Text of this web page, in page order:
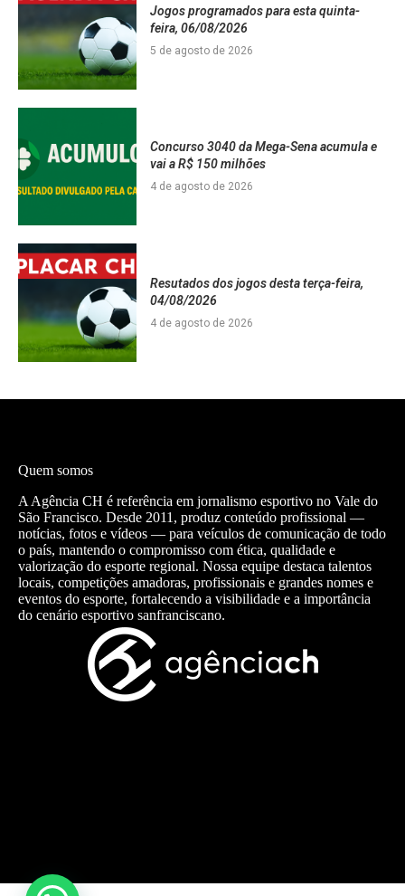
Jogos programados para esta quinta-
feira, 06/08/2026
5 de agosto de 2026
Concurso 3040 da Mega-Sena acumula e
vai a R$ 150 milhões
4 de agosto de 2026
Resutados dos jogos desta terça-feira,
04/08/2026
4 de agosto de 2026
Quem somos
A Agência CH é referência em jornalismo esportivo no Vale do
São Francisco. Desde 2011, produz conteúdo profissional —
notícias, fotos e vídeos — para veículos de comunicação de todo
o país, mantendo o compromisso com ética, qualidade e
valorização do esporte regional. Nossa equipe destaca talentos
locais, competições amadoras, profissionais e grandes nomes e
eventos do esporte, fortalecendo a visibilidade e a importância
do cenário esportivo sanfranciscano.